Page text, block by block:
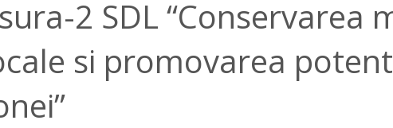
2 SDL “Conservarea
si promovarea